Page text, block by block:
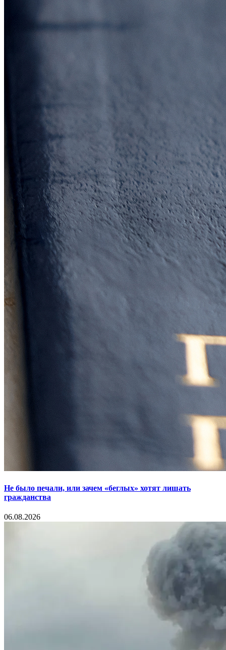
Не было печали, или зачем «беглых» хотят лишать
гражданства
06.08.2026